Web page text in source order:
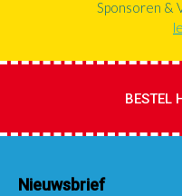
Sponsoren &
BESTEL
Nieuwsbrief